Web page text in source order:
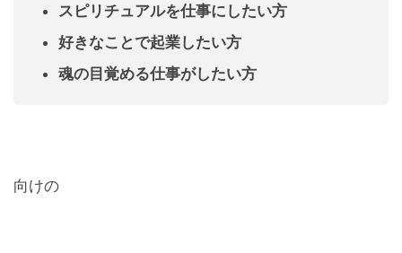
スピリチュアルを仕事にしたい方
好きなことで起業したい方
魂の目覚める仕事がしたい方
向けの